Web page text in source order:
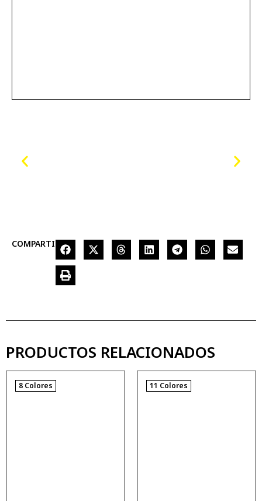
COMPARTIR
PRODUCTOS RELACIONADOS
8 Colores 11 Colores